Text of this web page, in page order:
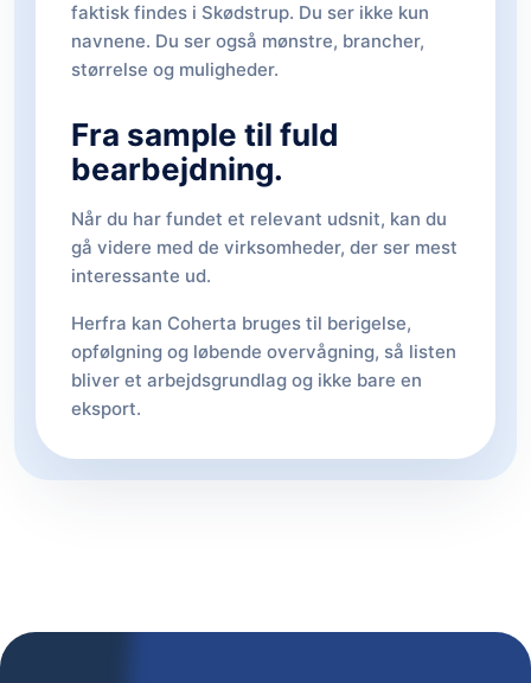
faktisk findes i Skødstrup. Du ser ikke kun
navnene. Du ser også mønstre, brancher,
størrelse og muligheder.
Fra sample til fuld
bearbejdning.
Når du har fundet et relevant udsnit, kan du
gå videre med de virksomheder, der ser mest
interessante ud.
Herfra kan Coherta bruges til berigelse,
opfølgning og løbende overvågning, så listen
bliver et arbejdsgrundlag og ikke bare en
eksport.